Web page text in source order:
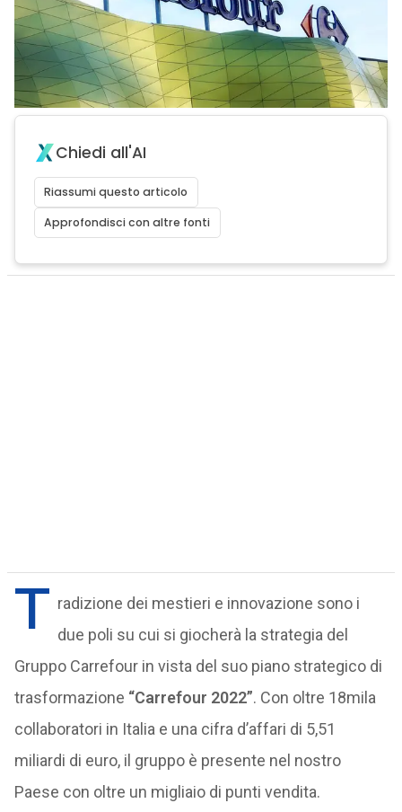
Chiedi all'AI
Riassumi questo articolo
Approfondisci con altre fonti
T radizione dei mestieri e innovazione sono i
due poli su cui si giocherà la strategia del
Gruppo Carrefour in vista del suo piano strategico di
trasformazione “Carrefour 2022”. Con oltre 18mila
collaboratori in Italia e una cifra d’affari di 5,51
miliardi di euro, il gruppo è presente nel nostro
Paese con oltre un migliaio di punti vendita.